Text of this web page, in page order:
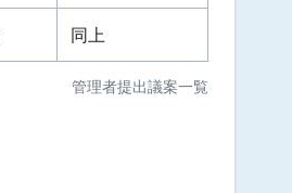
管理者提出議案一覧
同上